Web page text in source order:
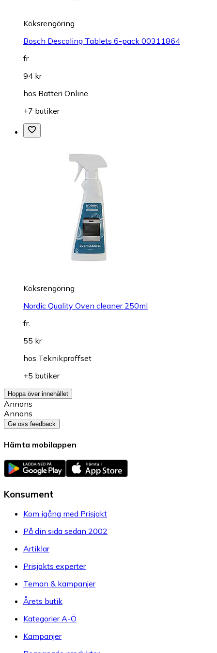
Köksrengöring
Bosch Descaling Tablets 6-pack 00311864
fr.
94 kr
hos Batteri Online
+7 butiker
Köksrengöring
Nordic Quality Oven cleaner 250ml
fr.
55 kr
hos Teknikproffset
+5 butiker
Hoppa över innehållet
Annons
Annons
Ge oss feedback
Hämta mobilappen
Konsument
Kom igång med Prisjakt
På din sida sedan 2002
Artiklar
Prisjakts experter
Teman & kampanjer
Årets butik
Kategorier A-Ö
Kampanjer